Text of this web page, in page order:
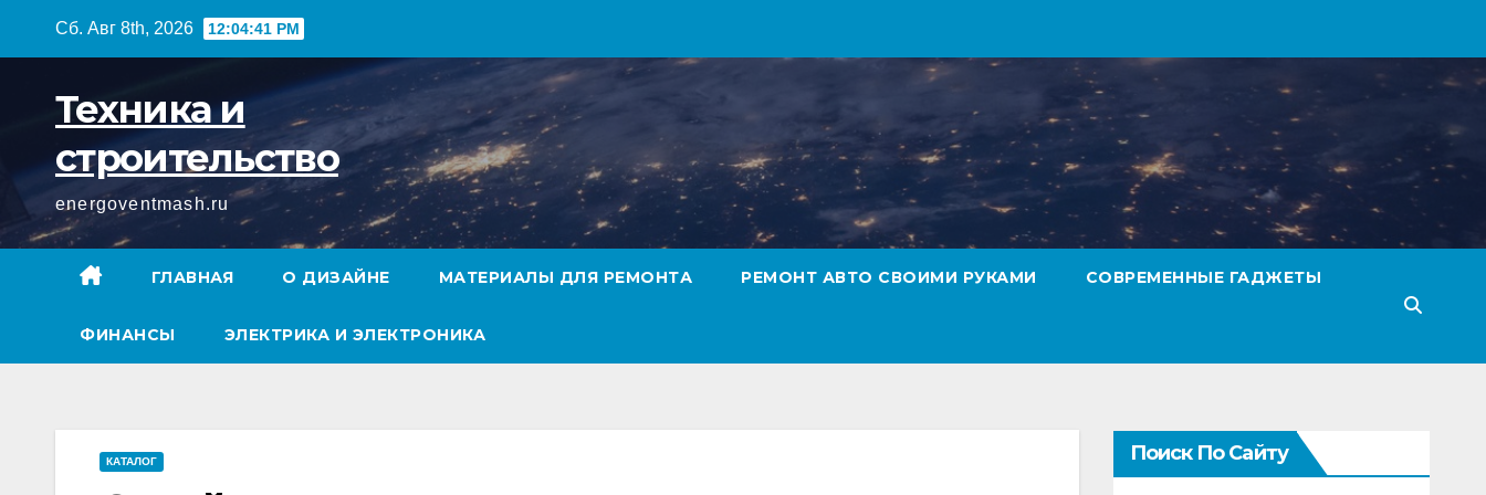
Сб. Авг 8th, 2026 12:04:42 PM
Техника и
строительство
energoventmash.ru
ГЛАВНАЯ О ДИЗАЙНЕ МАТЕРИАЛЫ ДЛЯ РЕМОНТА РЕМОНТ АВТО СВОИМИ РУКАМИ СОВРЕМЕННЫЕ ГАДЖЕТЫ
ФИНАНСЫ ЭЛЕКТРИКА И ЭЛЕКТРОНИКА
КАТАЛОГ Поиск По Сайту